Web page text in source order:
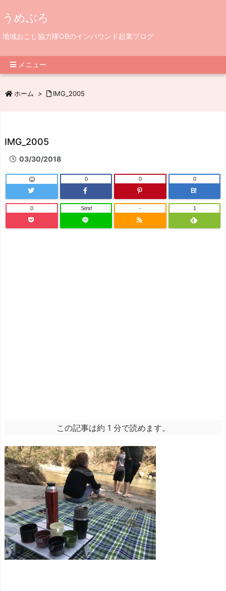
うめぶろ
地域おこし協力隊OBのインバウンド起業ブログ
メニュー
ホーム > IMG_2005
IMG_2005
03/30/2018
0 0
B!
0
0 Send - 1
この記事は約 1 分で読めます。